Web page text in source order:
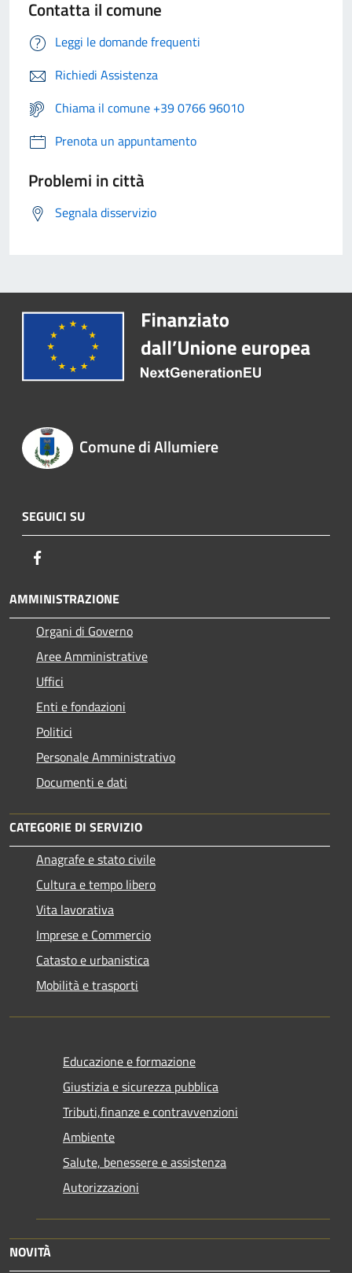
Contatta il comune
Leggi le domande frequenti
Richiedi Assistenza
Chiama il comune +39 0766 96010
Prenota un appuntamento
Problemi in città
Segnala disservizio
Comune di Allumiere
SEGUICI SU
AMMINISTRAZIONE
Organi di Governo
Aree Amministrative
Uffici
Enti e fondazioni
Politici
Personale Amministrativo
Documenti e dati
CATEGORIE DI SERVIZIO
Anagrafe e stato civile
Cultura e tempo libero
Vita lavorativa
Imprese e Commercio
Catasto e urbanistica
Mobilità e trasporti
Educazione e formazione
Giustizia e sicurezza pubblica
Tributi,finanze e contravvenzioni
Ambiente
Salute, benessere e assistenza
Autorizzazioni
NOVITÀ